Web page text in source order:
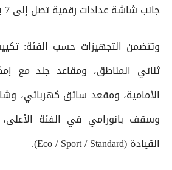
جانب شاشة عدادات رقمية تصل إلى 7 بوصات.
وتتضمن التجهيزات حسب الفئة:
ثنائي المناطق، ومقاعد جلد مع
الأمامية، ومقعد سائق كهربائي،
وسقف بانورامي في الفئة الأعلى،
القيادة (Eco / Sport / Standard).